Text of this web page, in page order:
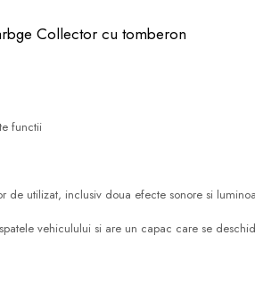
Collector cu tomberon
functii
de utilizat, inclusiv doua efecte sonore si
vehiculului si are un capac care se